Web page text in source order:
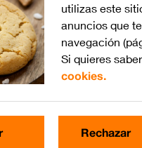
utilizas este
anuncios que
navegación
Si quieres
cookies.
Rechazar